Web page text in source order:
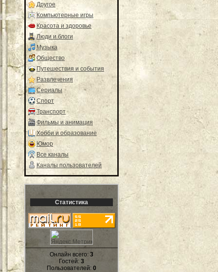
Другое
Компьютерные игры
Красота и здоровье
Люди и блоги
Музыка
Общество
Путешествия и события
Развлечения
Сериалы
Спорт
Транспорт
Фильмы и анимация
Хобби и образование
Юмор
Все каналы
Каналы пользователей
Статистика
Онлайн всего: 3
Гостей: 3
Пользователей: 0